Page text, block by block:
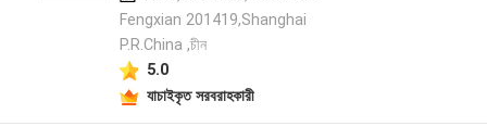
Fengxian 201419,Shanghai
P.R.China ,চীন
5.0
যাচাইকৃত সরবরাহকারী